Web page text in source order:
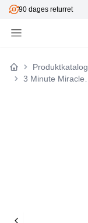
90 dages returret
Forside
Produktkatalog